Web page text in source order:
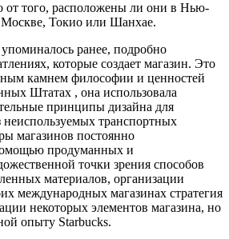
от того, расположены ли они в Нью-
Токио или Шанхае.
ранее, подробно
которые создает магазин. Это
камнем философии и ценностей
Штатах , она использовала
принципы дизайна для
неиспользуемых транспортных
магазинов постоянно
продуманных и
точки зрения способов
материалов, организации
международных магазинах стратегия
некоторых элементов магазина, но
опыту Starbucks.